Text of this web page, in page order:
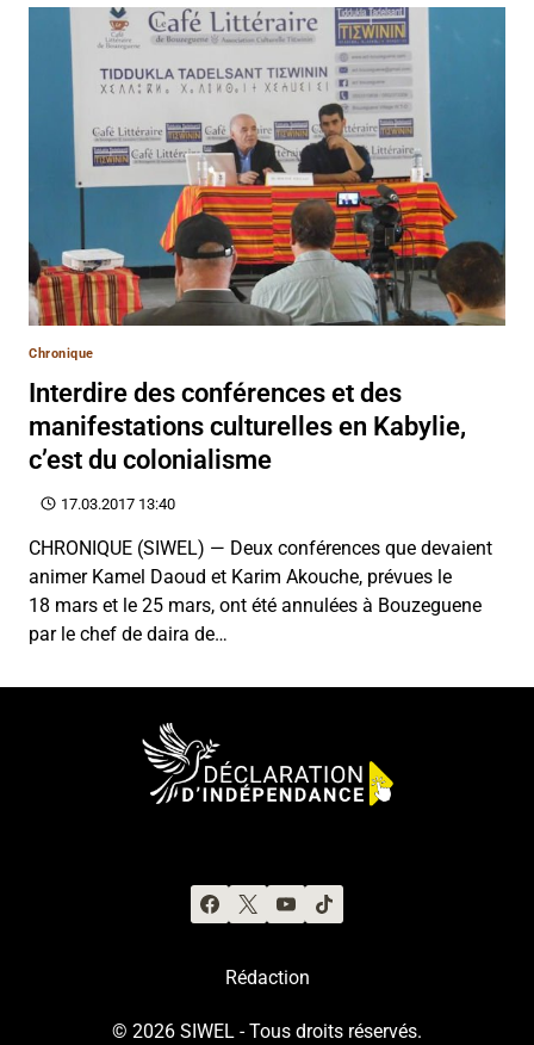
Chronique
Interdire des conférences et des
manifestations culturelles en Kabylie,
c’est du colonialisme
17.03.2017 13:40
CHRONIQUE (SIWEL) — Deux conférences que devaient
animer Kamel Daoud et Karim Akouche, prévues le
18 mars et le 25 mars, ont été annulées à Bouzeguene
par le chef de daira de…
Rédaction
© 2026 SIWEL - Tous droits réservés.